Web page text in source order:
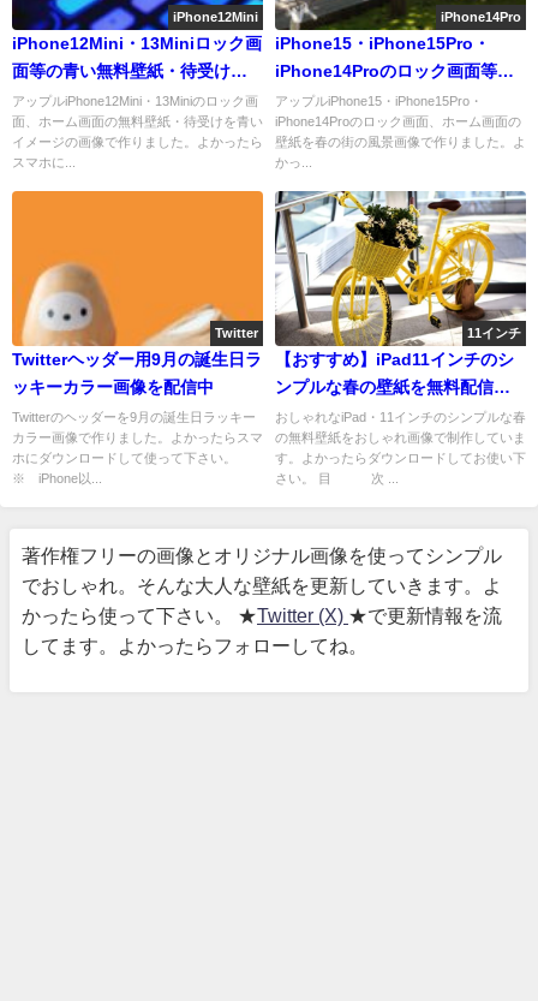
iPhone12Mini
iPhone12Mini・13Miniロック画
面等の青い無料壁紙・待受けを
配信中
アップルiPhone12Mini・13Miniのロック画
面、ホーム画面の無料壁紙・待受けを青い
イメージの画像で作りました。よかったら
スマホに...
iPhone14Pro
iPhone15・iPhone15Pro・
iPhone14Proのロック画面等の
春の街の風景壁紙を配信中
アップルiPhone15・iPhone15Pro・
iPhone14Proのロック画面、ホーム画面の
壁紙を春の街の風景画像で作りました。よ
かっ...
Twitter
Twitterヘッダー用9月の誕生日ラ
ッキーカラー画像を配信中
Twitterのヘッダーを9月の誕生日ラッキー
カラー画像で作りました。よかったらスマ
ホにダウンロードして使って下さい。
※ iPhone以...
11インチ
【おすすめ】iPad11インチのシ
ンプルな春の壁紙を無料配信
中！
おしゃれなiPad・11インチのシンプルな春
の無料壁紙をおしゃれ画像で制作していま
す。よかったらダウンロードしてお使い下
さい。 目 次 ...
著作権フリーの画像とオリジナル画像を使ってシンプル
でおしゃれ。そんな大人な壁紙を更新していきます。よ
かったら使って下さい。 ★Twitter (X) ★で更新情報を流
してます。よかったらフォローしてね。